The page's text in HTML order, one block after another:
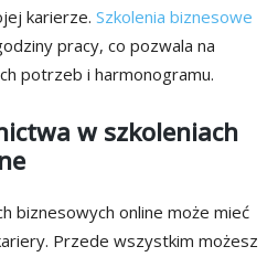
karierze. Szkolenia biznesowe
pracy, co pozwala na
potrzeb i harmonogramu.
w szkoleniach
biznesowych online może mieć
Przede wszystkim możesz